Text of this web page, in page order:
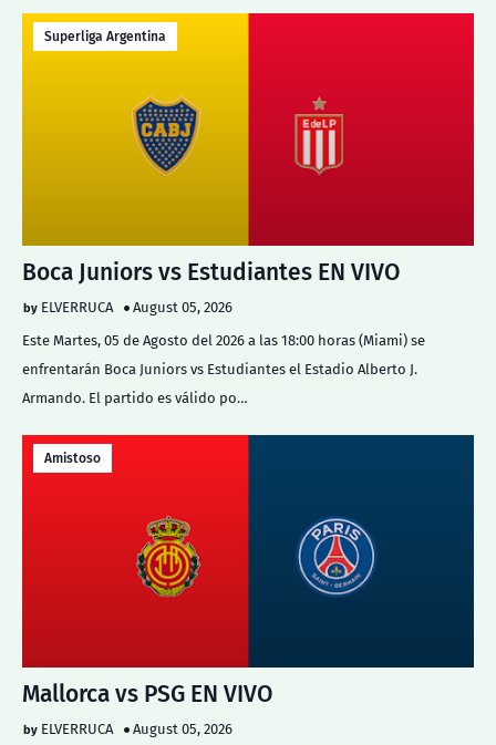
Superliga Argentina
Boca Juniors vs Estudiantes EN VIVO
ELVERRUCA
August 05, 2026
Este Martes, 05 de Agosto del 2026 a las 18:00 horas (Miami) se
enfrentarán Boca Juniors vs Estudiantes el Estadio Alberto J.
Armando. El partido es válido po…
Amistoso
Mallorca vs PSG EN VIVO
ELVERRUCA
August 05, 2026